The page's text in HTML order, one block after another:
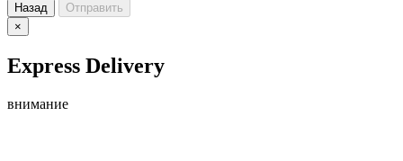
Назад
Отправить
×
Express Delivery
внимание